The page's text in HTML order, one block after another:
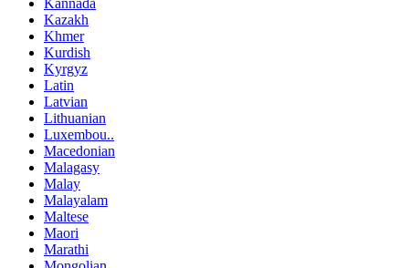
Kazakh
Khmer
Kurdish
Kyrgyz
Latin
Latvian
Lithuanian
Luxembou..
Macedonian
Malagasy
Malay
Malayalam
Maltese
Maori
Marathi